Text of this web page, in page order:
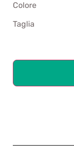
Colore
Taglia